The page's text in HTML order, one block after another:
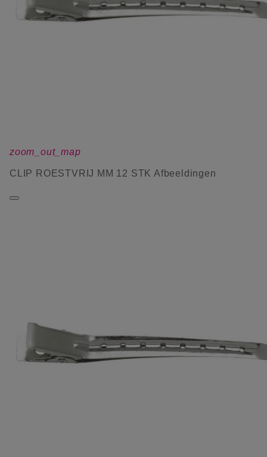
zoom_out_map
CLIP ROESTVRIJ MM 12 STK Afbeeldingen